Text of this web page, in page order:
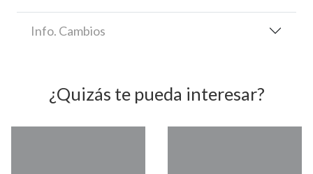
Info. Cambios
¿Quizás te pueda interesar?